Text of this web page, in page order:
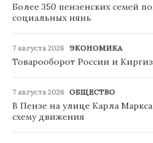
Более 350 пензенских семей
социальных нянь
7 августа 2026 ЭКОНОМИКА
Товарооборот России и
7 августа 2026 ОБЩЕСТВО
В Пензе на улице Карла
схему движения